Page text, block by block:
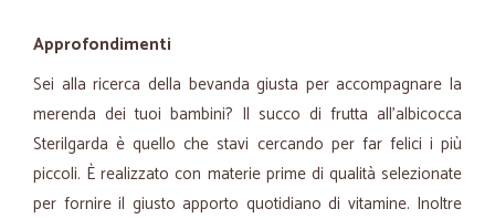
Approfondimenti
Sei alla ricerca della bevanda giusta per accompagnare la
merenda dei tuoi bambini? Il succo di frutta all'albicocca
Sterilgarda è quello che stavi cercando per far felici i più
piccoli. È realizzato con materie prime di qualità selezionate
per fornire il giusto apporto quotidiano di vitamine. Inoltre